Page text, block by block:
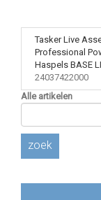
Tasker Live
Professional
Haspels BASE
24037422000
Alle artikelen
zoek